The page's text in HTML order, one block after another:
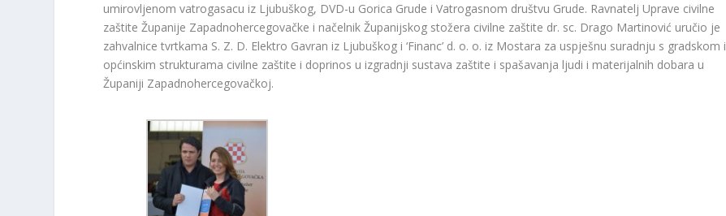
umirovljenom vatrogasacu iz Ljubuškog, DVD-u Gorica Grude i Vatrogasnom društvu Grude. Ravnatelj Uprave civilne
zaštite Županije Zapadnohercegovačke i načelnik Županijskog stožera civilne zaštite dr. sc. Drago Martinović uručio je
zahvalnice tvrtkama S. Z. D. Elektro Gavran iz Ljubuškog i ‘Financ’ d. o. o. iz Mostara za uspješnu suradnju s gradskom i
općinskim strukturama civilne zaštite i doprinos u izgradnji sustava zaštite i spašavanja ljudi i materijalnih dobara u
Županiji Zapadnohercegovačkoj.